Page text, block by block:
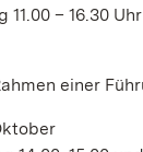
11.00 – 16.30 Uhr
einer